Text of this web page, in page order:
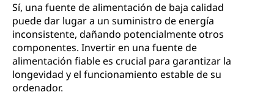
Sí, una fuente de alimentación de baja calidad
puede dar lugar a un suministro de energía
inconsistente, dañando potencialmente otros
componentes. Invertir en una fuente de
alimentación fiable es crucial para garantizar la
longevidad y el funcionamiento estable de su
ordenador.